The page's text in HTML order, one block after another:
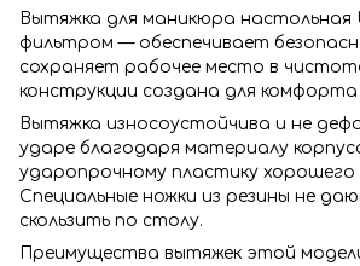
Вытяжка для маникюра настольная
фильтром — обеспечивает
сохраняет рабочее место в
конструкции создана для комфорта
Вытяжка износоустойчива и не
ударе благодаря материалу
ударопрочному пластику хорошего
Специальные ножки из резины не
скользить по столу.
Преимущества вытяжек этой